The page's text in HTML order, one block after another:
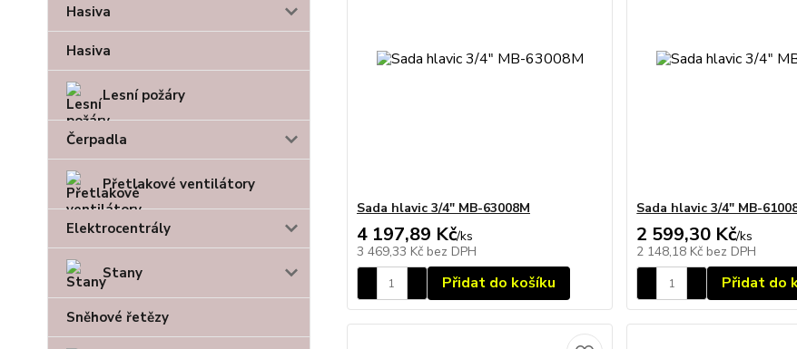
Hasiva
Hasiva
Lesní požáry
Čerpadla
Přetlakové ventilátory
Elektrocentrály
Stany
Sněhové řetězy
Sada hlavic 3/4" MB-63008M
4 197,89 Kč/ks
3 469,33 Kč bez DPH
Přidat do košíku
Sada hlavic 3/4" MB-
2 599,30 Kč/ks
2 148,18 Kč bez DPH
Přidat do